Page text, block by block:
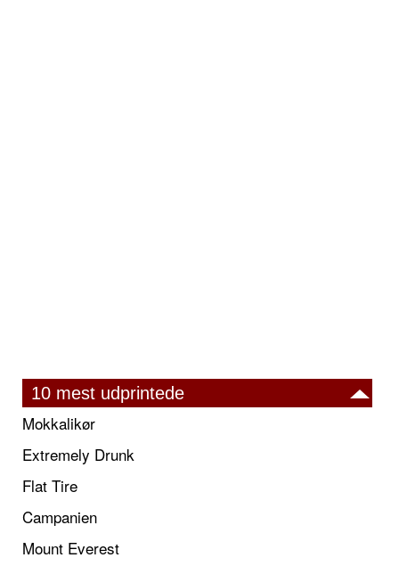
10 mest udprintede
Mokkalikør
Extremely Drunk
Flat Tire
Campanien
Mount Everest